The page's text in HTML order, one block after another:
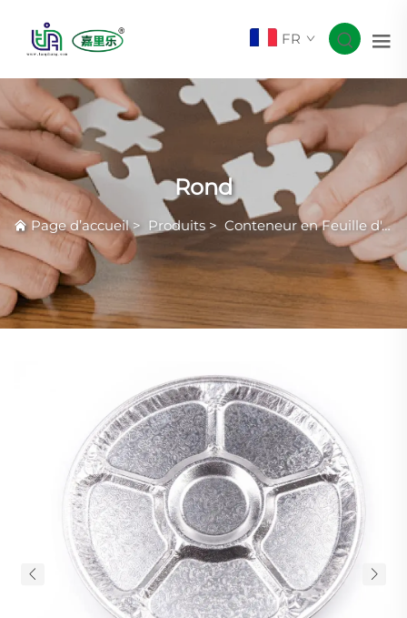
FR
Rond
Page d’accueil> Produits > Conteneur en Feuille d'Aluminium Courante avec Rides